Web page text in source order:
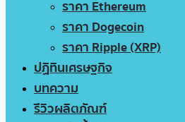
ราคา Ethereum
ราคา Dogecoin
ราคา Ripple (XRP)
ปฏิทินเศรษฐกิจ
บทความ
รีวิวผลิตภัณฑ์